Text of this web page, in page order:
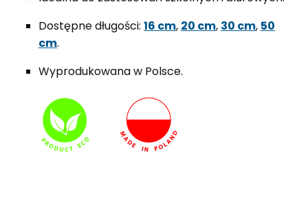
Dostępne długości: 16 cm, 20 cm, 30 cm, 50
cm.
Wyprodukowana w Polsce.